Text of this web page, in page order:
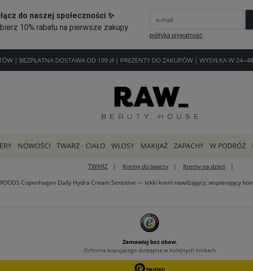
| BEZPŁATNA DOSTAWA OD 199 zł | PREZENTY DO ZAKUPÓW | WYSYŁKA W
NOWOŚCI TWARZ CIAŁO WŁOSY MAKIJAŻ ZAPACHY W PODRÓŻ
TWARZ Kremy do twarzy
Kremy na dzień
Copenhagen Daily Hydra Cream Sensitive — lekki krem nawilżający, wspierający